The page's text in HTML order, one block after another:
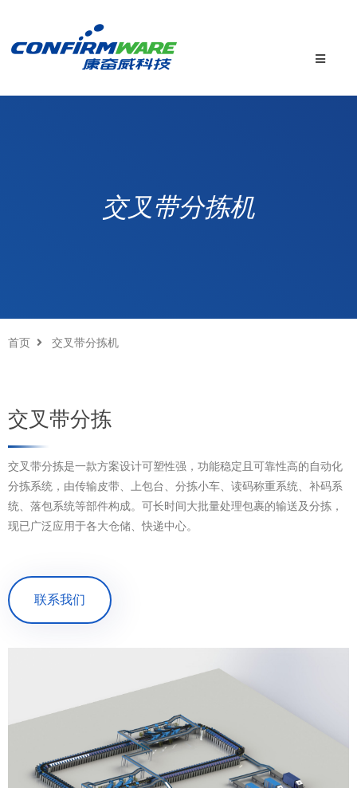
交叉带分拣机
首页 交叉带分拣机
交叉带分拣
交叉带分拣是一款方案设计可塑性强，功能稳定且可靠性高的自动化
分拣系统，由传输皮带、上包台、分拣小车、读码称重系统、补码系
统、落包系统等部件构成。可长时间大批量处理包裹的输送及分拣，
现已广泛应用于各大仓储、快递中心。
联系我们